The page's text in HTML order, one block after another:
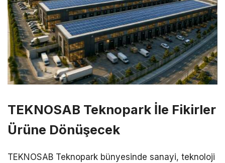
TEKNOSAB Teknopark İle Fikirler
Ürüne Dönüşecek
TEKNOSAB Teknopark bünyesinde sanayi, teknoloji